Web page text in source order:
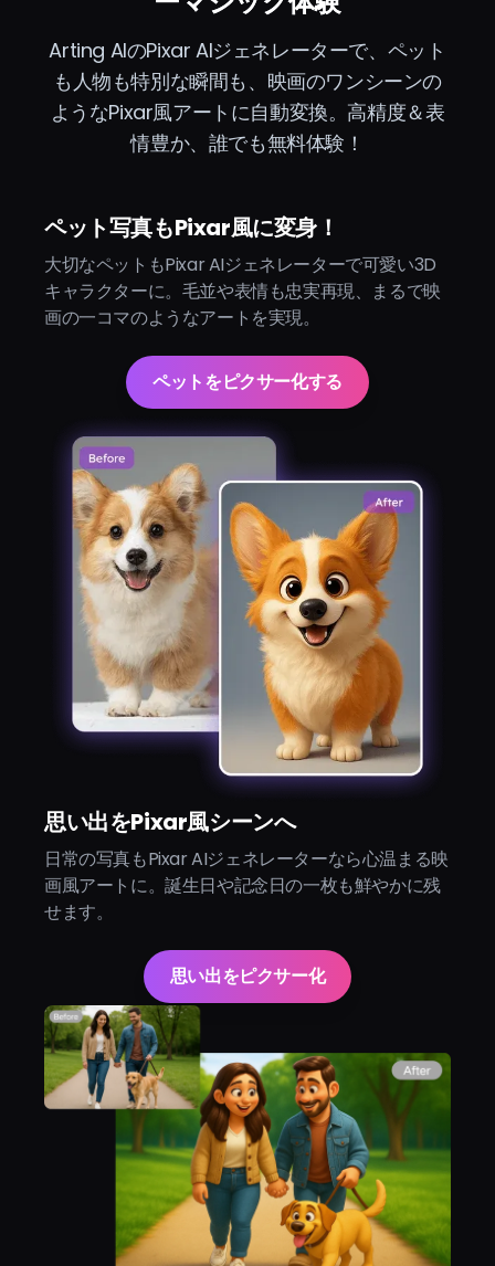
Arting AIのPixar AIジェネレーターで、ペット
も人物も特別な瞬間も、映画のワンシーンの
ようなPixar風アートに自動変換。高精度＆表
情豊か、誰でも無料体験！
ペット写真もPixar風に変身！
大切なペットもPixar AIジェネレーターで可愛い3D
キャラクターに。毛並や表情も忠実再現、まるで映
画の一コマのようなアートを実現。
ペットをピクサー化する
思い出をPixar風シーンへ
日常の写真もPixar AIジェネレーターなら心温まる映
画風アートに。誕生日や記念日の一枚も鮮やかに残
せます。
思い出をピクサー化